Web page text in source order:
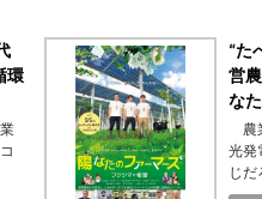
環
“た
営
な
農
光発
じ